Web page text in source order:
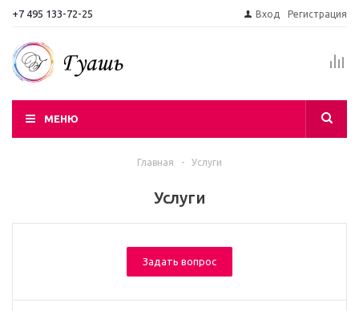
+7 495 133-72-25 Вход Регистрация
МЕНЮ
Главная - Услуги
Услуги
Задать вопрос